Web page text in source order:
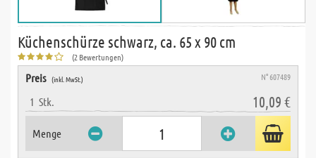
Küchenschürze schwarz, ca. 65 x 90 cm
(2 Bewertungen)
Preis (inkl. MwSt.) N° 607489
1 Stk. 10,09 €
Menge